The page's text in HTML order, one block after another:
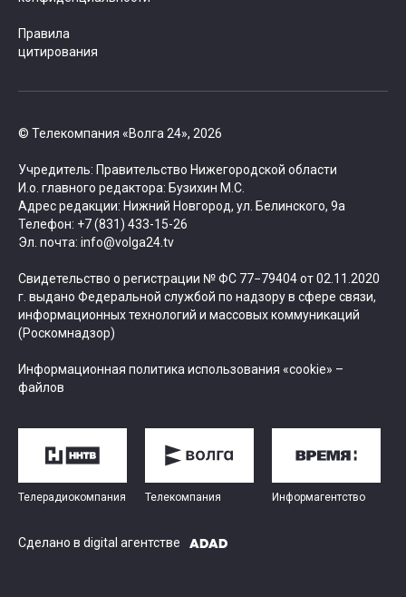
© Телекомпания «Волга 24», 2026
Учредитель: Правительство Нижегородской области
И.о. главного редактора: Бузихин М.С.
Адрес редакции: Нижний Новгород, ул. Белинского, 9а
Телефон: +7 (831) 433-15-26
Эл. почта: info@volga24.tv
Свидетельство о регистрации № ФС 77−79404 от 02.11.2020
г. выдано Федеральной службой по надзору в сфере связи,
информационных технологий и массовых коммуникаций
(Роскомнадзор)
Информационная политика использования «cookie» –
файлов
Правила
цитирования
Телерадиокомпания Телекомпания Информагентство
Сделано в digital агентстве